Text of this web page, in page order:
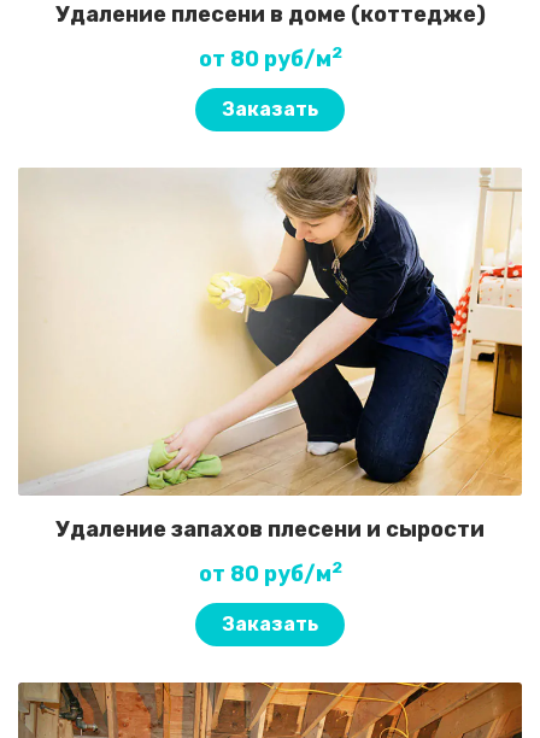
Удаление плесени в доме (коттедже)
от 80 руб/м2
Заказать
Удаление запахов плесени и сырости
от 80 руб/м2
Заказать